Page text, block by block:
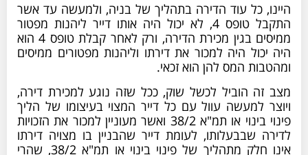
היינו, כל עוד הדירה בתהליך של בניה, ולמעשה עד אשר
התקבל טופס 4, לא יכול היה אותו דייר ליהנות מפטור
ממיסים בגין מכירת הדירה, ורק לאחר קבלת טופס 4 הוא
היה יכול היה למכור את דירתו וליהנות מפטורים ממיסים
ומהטבות המס להן הוא זכאי.
מצב זה הוביל לכשל שוק, ככל שזה נוגע למכירת דירה,
ויוצר למעשה עוול עם כל דייר המצוי בעיצומו של הליך
פינוי בינוי או תמ"א 38/2 ואשר מעוניין למכור את הזכויות
לדירה שבבעלותו, לעומת דייר שהבניין בו מצויה דירתו
אינו חלק מתהליך של פינוי בינוי או תמ"א 38/2, שהרי